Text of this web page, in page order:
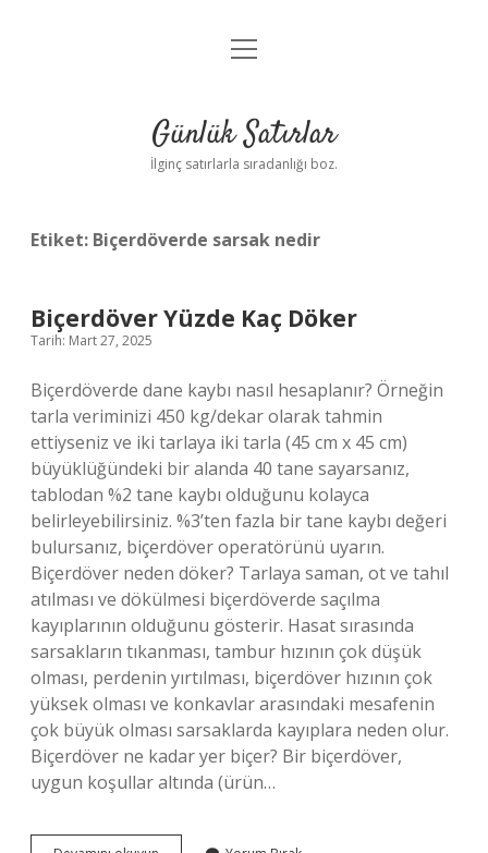
Anasayfa
Yasal Uyarı
menüyü
Günlük Satırlar
İlginç satırlarla sıradanlığı boz.
Etiket: Biçerdöverde sarsak nedir
Biçerdöver Yüzde Kaç Döker
Tarih: Mart 27, 2025
Biçerdöverde dane kaybı nasıl hesaplanır? Örneğin
tarla veriminizi 450 kg/dekar olarak tahmin
ettiyseniz ve iki tarlaya iki tarla (45 cm x 45 cm)
büyüklüğündeki bir alanda 40 tane sayarsanız,
tablodan %2 tane kaybı olduğunu kolayca
belirleyebilirsiniz. %3’ten fazla bir tane kaybı değeri
bulursanız, biçerdöver operatörünü uyarın.
Biçerdöver neden döker? Tarlaya saman, ot ve tahıl
atılması ve dökülmesi biçerdöverde saçılma
kayıplarının olduğunu gösterir. Hasat sırasında
sarsakların tıkanması, tambur hızının çok düşük
olması, perdenin yırtılması, biçerdöver hızının çok
yüksek olması ve konkavlar arasındaki mesafenin
çok büyük olması sarsaklarda kayıplara neden olur.
Biçerdöver ne kadar yer biçer? Bir biçerdöver,
uygun koşullar altında (ürün…